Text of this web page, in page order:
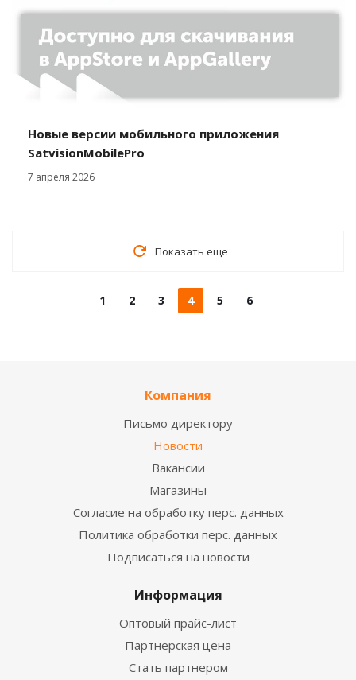
Новые версии мобильного приложения
SatvisionMobilePro
7 апреля 2026
Показать еще
1 2 3 4 5 6
Компания
Письмо директору
Новости
Вакансии
Магазины
Согласие на обработку перс. данных
Политика обработки перс. данных
Подписаться на новости
Информация
Оптовый прайс-лист
Партнерская цена
Стать партнером